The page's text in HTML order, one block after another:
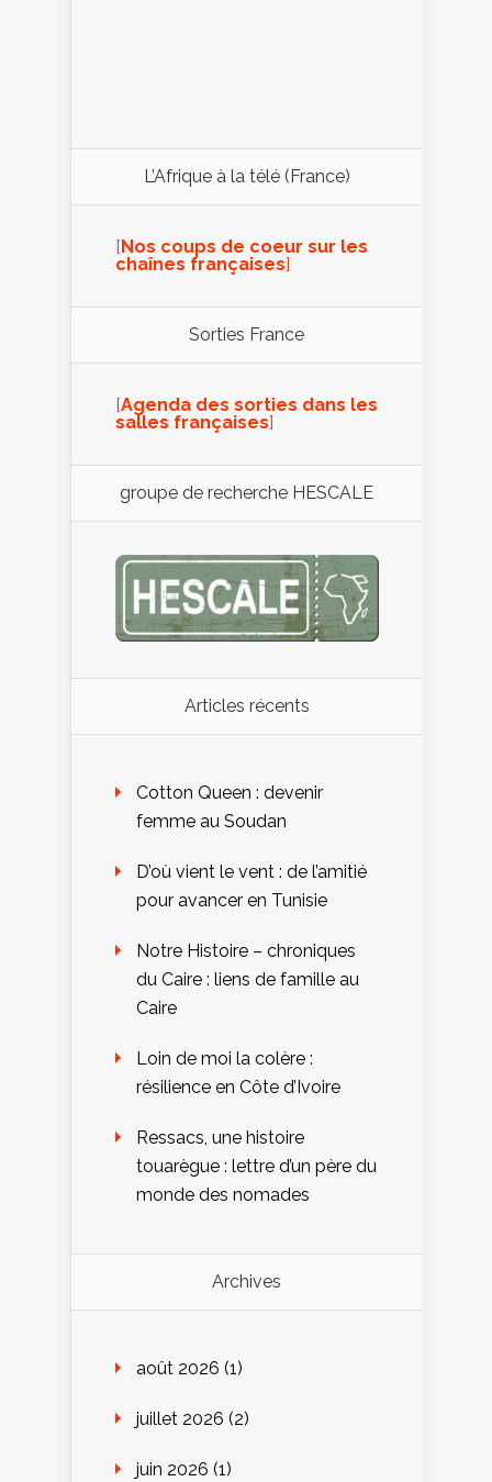
L’Afrique à la télé (France)
[ Nos coups de coeur sur les
chaînes françaises]
Sorties France
[Agenda des sorties dans les
salles françaises]
groupe de recherche HESCALE
Articles récents
Cotton Queen : devenir
femme au Soudan
D’où vient le vent : de l’amitié
pour avancer en Tunisie
Notre Histoire – chroniques
du Caire : liens de famille au
Caire
Loin de moi la colère :
résilience en Côte d’Ivoire
Ressacs, une histoire
touarègue : lettre d’un père du
monde des nomades
Archives
août 2026 (1)
juillet 2026 (2)
juin 2026 (1)